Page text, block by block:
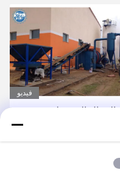
فيديو
الرمال المحمولة مجفف
والغاز أو الديزل
احصل على أفضل سعر